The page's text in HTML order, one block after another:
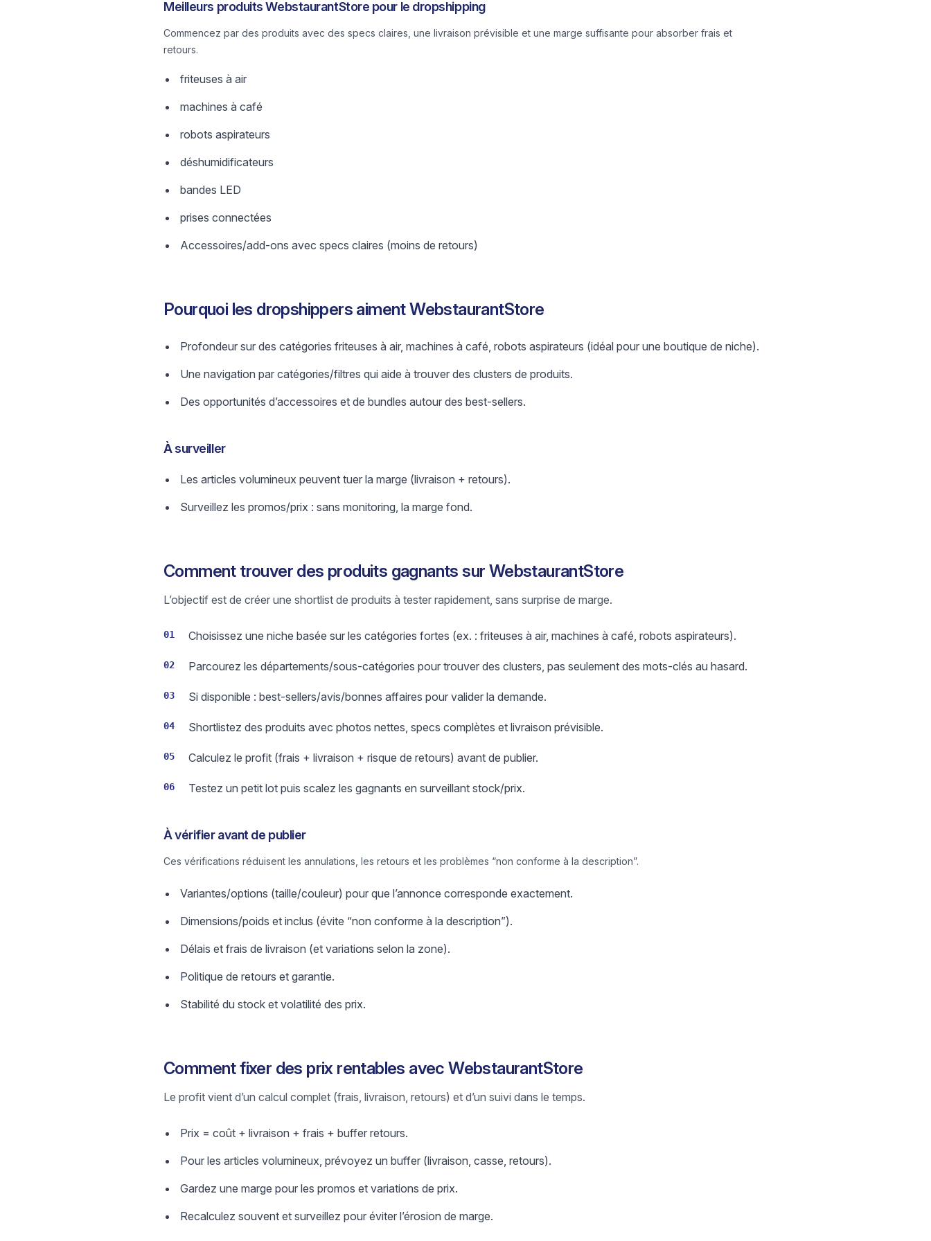
Meilleurs produits WebstaurantStore pour le dropshipping
Commencez par des produits avec des specs claires, une livraison prévisible et une marge suffisante pour absorber frais et
retours.
friteuses à air
machines à café
robots aspirateurs
déshumidificateurs
bandes LED
prises connectées
Accessoires/add-ons avec specs claires (moins de retours)
Pourquoi les dropshippers aiment WebstaurantStore
Profondeur sur des catégories friteuses à air, machines à café, robots aspirateurs (idéal pour une boutique de niche).
Une navigation par catégories/filtres qui aide à trouver des clusters de produits.
Des opportunités d’accessoires et de bundles autour des best-sellers.
À surveiller
Les articles volumineux peuvent tuer la marge (livraison + retours).
Surveillez les promos/prix : sans monitoring, la marge fond.
Comment trouver des produits gagnants sur WebstaurantStore
L’objectif est de créer une shortlist de produits à tester rapidement, sans surprise de marge.
01 Choisissez une niche basée sur les catégories fortes (ex. : friteuses à air, machines à café, robots aspirateurs).
02 Parcourez les départements/sous-catégories pour trouver des clusters, pas seulement des mots-clés au hasard.
03 Si disponible : best-sellers/avis/bonnes affaires pour valider la demande.
04 Shortlistez des produits avec photos nettes, specs complètes et livraison prévisible.
05 Calculez le profit (frais + livraison + risque de retours) avant de publier.
06 Testez un petit lot puis scalez les gagnants en surveillant stock/prix.
À vérifier avant de publier
Ces vérifications réduisent les annulations, les retours et les problèmes “non conforme à la description”.
Variantes/options (taille/couleur) pour que l’annonce corresponde exactement.
Dimensions/poids et inclus (évite “non conforme à la description”).
Délais et frais de livraison (et variations selon la zone).
Politique de retours et garantie.
Stabilité du stock et volatilité des prix.
Comment fixer des prix rentables avec WebstaurantStore
Le profit vient d’un calcul complet (frais, livraison, retours) et d’un suivi dans le temps.
Prix = coût + livraison + frais + buffer retours.
Pour les articles volumineux, prévoyez un buffer (livraison, casse, retours).
Gardez une marge pour les promos et variations de prix.
Recalculez souvent et surveillez pour éviter l’érosion de marge.